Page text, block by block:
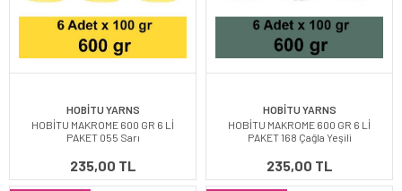
HOBİTU YARNS
HOBİTU MAKROME 600 GR 6 Lİ
PAKET 055 Sarı
235,00 TL
HOBİTU YARNS
HOBİTU MAKROME 600 GR 6 Lİ
PAKET 168 Çağla Yeşili
235,00 TL